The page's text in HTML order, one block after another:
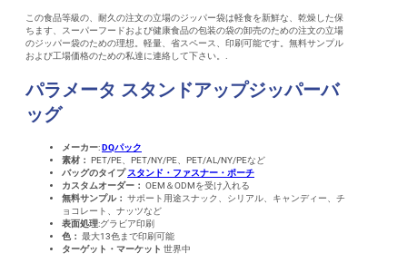
この食品等級の、耐久の注文の立場のジッパー袋は軽食を新鮮な、乾燥した保
ちます、スーパーフードおよび健康食品の包装の袋の卸売のための注文の立場
のジッパー袋のための理想。軽量、省スペース、印刷可能です。無料サンプル
および工場価格のための私達に連絡して下さい。.
パラメータ スタンドアップジッパーバ
ッグ
メーカー:DQパック
素材： PET/PE、PET/NY/PE、PET/AL/NY/PEなど
バッグのタイプスタンド・ファスナー・ポーチ
カスタムオーダー： OEM＆ODMを受け入れる
無料サンプル： サポート用途スナック、シリアル、キャンディー、チ
ョコレート、ナッツなど
表面処理:グラビア印刷
色： 最大13色まで印刷可能
ターゲット・マーケット 世界中